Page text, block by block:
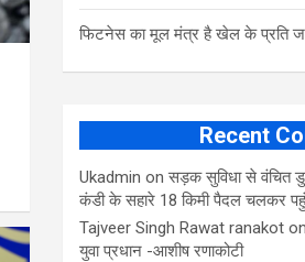
फिटनेस का मूल मंत्र है खेल के प्रति
Recent
Ukadmin onसड़क सुविधा से वंचित
कंडी के सहारे 18 किमी पैदल चलकर
Tajveer Singh Rawat ranakot
युवा प्रधान -आशीष रणाकोटी